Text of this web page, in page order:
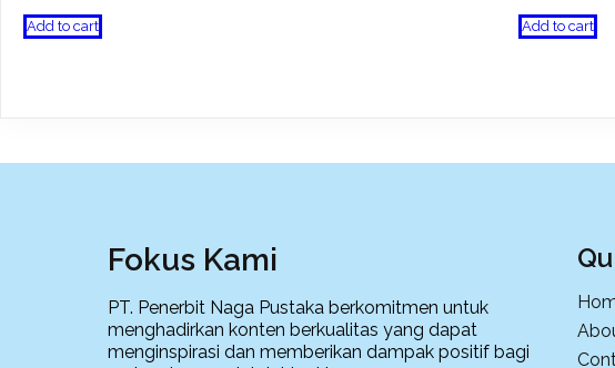
Add to cart Add to cart
Fokus Kami
PT. Penerbit Naga Pustaka berkomitmen untuk
menghadirkan konten berkualitas yang dapat
menginspirasi dan memberikan dampak positif bagi